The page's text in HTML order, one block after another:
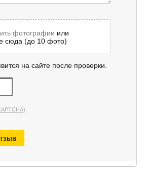
фотографии или
сюда (до 10 фото)
на сайте после проверки.